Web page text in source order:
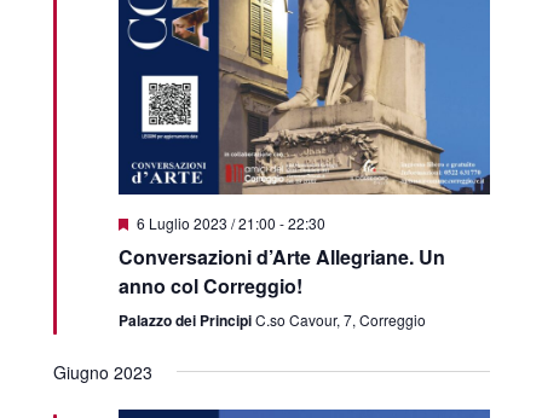
Featured
6 Luglio 2023 / 21:00 -22:30
Conversazioni d’Arte Allegriane. Un
anno col Correggio!
Palazzo dei PrincipiC.so Cavour, 7, Correggio
Giugno 2023